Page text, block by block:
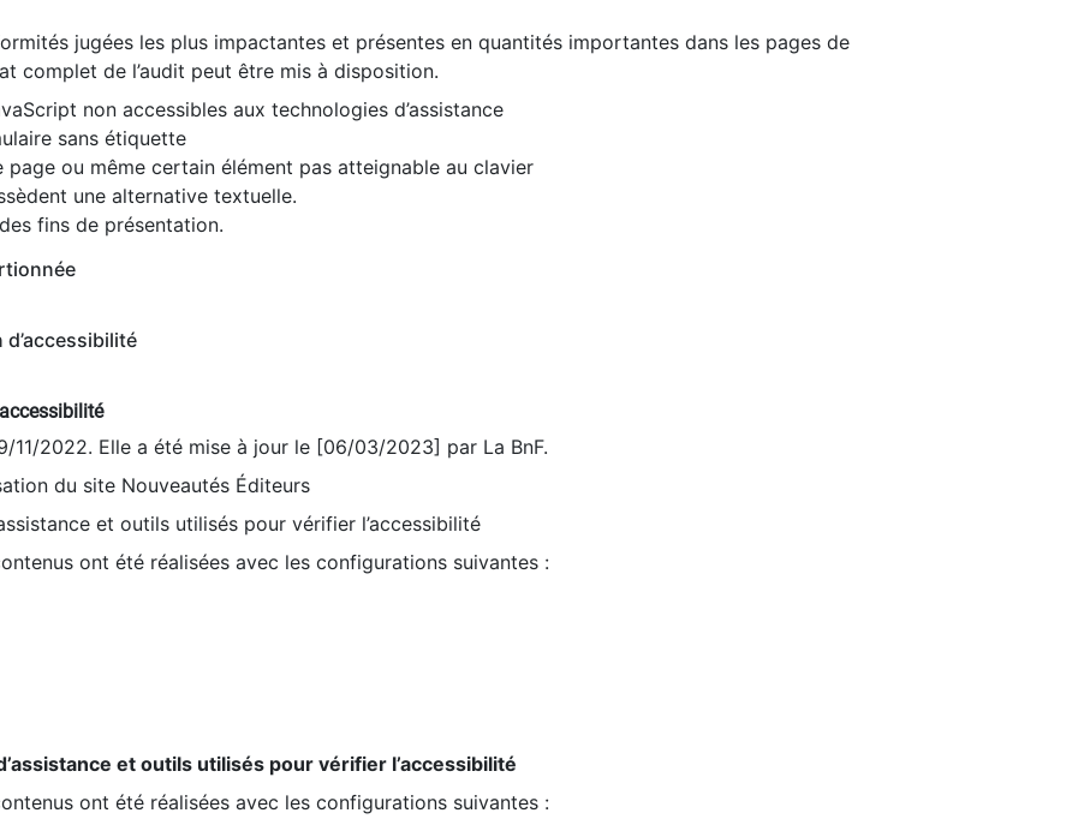
jugées les plus impactantes et présentes en quantités importantes dans les pages de
complet de l’audit peut être mis à disposition.
non accessibles aux technologies d’assistance
sans étiquette
ou même certain élément pas atteignable au clavier
une alternative textuelle.
fins de présentation.
2022. Elle a été mise à jour le [06/03/2023] par La BnF.
du site Nouveautés Éditeurs
et outils utilisés pour vérifier l’accessibilité
ont été réalisées avec les configurations suivantes :
et outils utilisés pour vérifier l’accessibilité
ont été réalisées avec les configurations suivantes :